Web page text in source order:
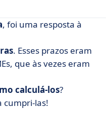
, foi uma resposta à
. Esses prazos eram
que às vezes eram
calculá-los?
cumpri-las!